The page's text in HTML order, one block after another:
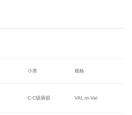
小类 规格
C:C级插损 VAL:in-Val